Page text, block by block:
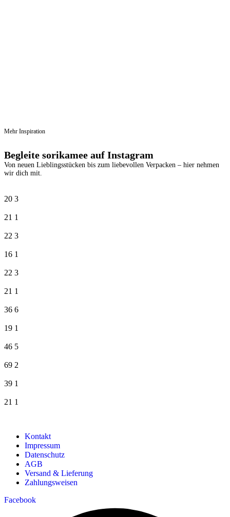
Mehr Inspiration
Begleite sorikamee auf Instagram
Von neuen Lieblingsstücken bis zum liebevollen Verpacken – hier nehmen
wir dich mit.
20 3
21 1
22 3
16 1
22 3
21 1
36 6
19 1
46 5
69 2
39 1
21 1
Kontakt
Impressum
Datenschutz
AGB
Versand & Lieferung
Zahlungsweisen
Facebook